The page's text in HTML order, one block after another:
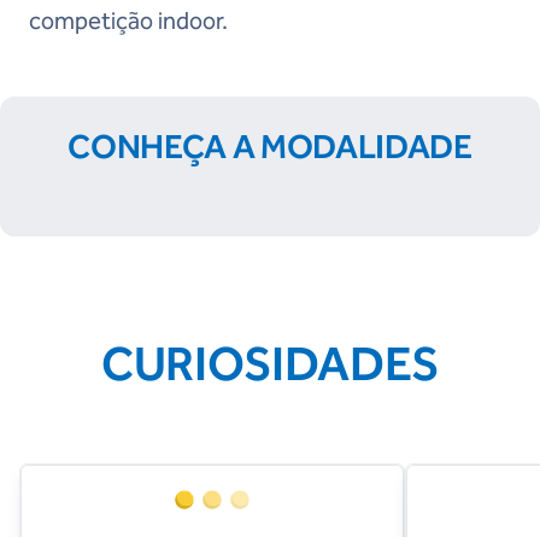
competição indoor.
CONHEÇA A MODALIDADE
CURIOSIDADES